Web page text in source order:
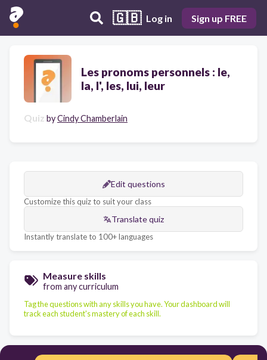
🇬🇧 Log in Sign up FREE
Les pronoms personnels : le,
la, l', les, lui, leur
Quiz byCindy Chamberlain
Edit questions
Customize this quiz to suit your class
Translate quiz
Instantly translate to 100+ languages
Measure skills
from any curriculum
Tag the questions with any skills you have. Your dashboard will
track each student's mastery of each skill.